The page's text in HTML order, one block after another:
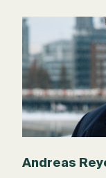
Andreas